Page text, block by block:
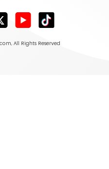
, All Rights Reserved